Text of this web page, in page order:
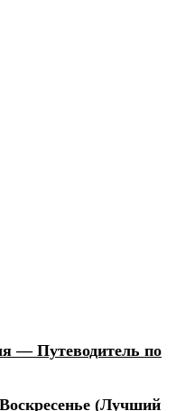
— Путеводитель по
(Лучший